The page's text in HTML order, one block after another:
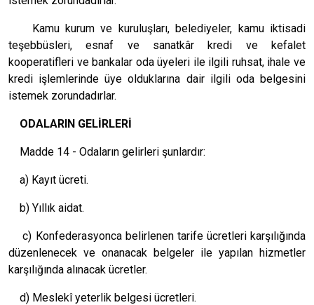
Kamu kurum ve kuruluşları, belediyeler, kamu iktisadi
teşebbüsleri, esnaf ve sanatkâr kredi ve kefalet
kooperatifleri ve bankalar oda üyeleri ile ilgili ruhsat, ihale ve
kredi işlemlerinde üye olduklarına dair ilgili oda belgesini
istemek zorundadırlar.
ODALARIN GELİRLERİ
Madde 14 - Odaların gelirleri şunlardır:
a) Kayıt ücreti.
b) Yıllık aidat.
c) Konfederasyonca belirlenen tarife ücretleri karşılığında
düzenlenecek ve onanacak belgeler ile yapılan hizmetler
karşılığında alınacak ücretler.
d) Meslekî yeterlik belgesi ücretleri.